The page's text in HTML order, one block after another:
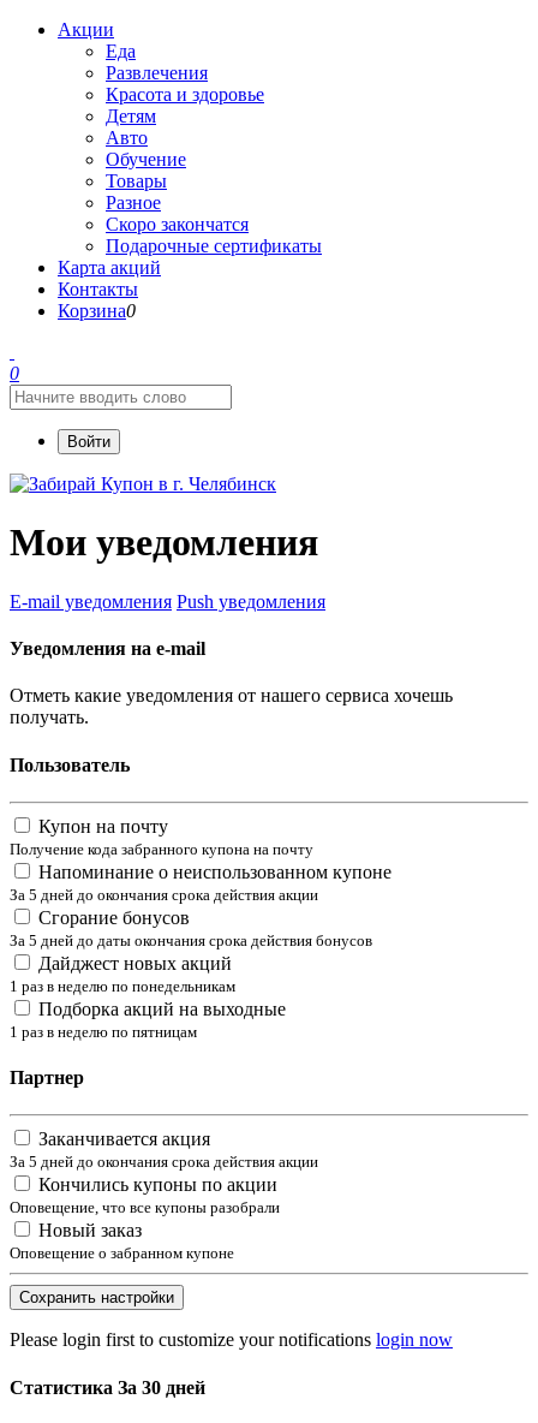
Акции
Еда
Развлечения
Красота и здоровье
Детям
Авто
Обучение
Товары
Разное
Скоро закончатся
Подарочные сертификаты
Карта акций
Контакты
Корзина0
0
Войти
Мои уведомления
E-mail уведомления Push уведомления
Уведомления на e-mail
Отметь какие уведомления от нашего сервиса хочешь
получать.
Пользователь
Купон на почту
Получение кода забранного купона на почту
Напоминание о неиспользованном купоне
За 5 дней до окончания срока действия акции
Сгорание бонусов
За 5 дней до даты окончания срока действия бонусов
Дайджест новых акций
1 раз в неделю по понедельникам
Подборка акций на выходные
1 раз в неделю по пятницам
Партнер
Заканчивается акция
За 5 дней до окончания срока действия акции
Кончились купоны по акции
Оповещение, что все купоны разобрали
Новый заказ
Оповещение о забранном купоне
Сохранить настройки
Please login first to customize your notifications login now
Статистика За 30 дней